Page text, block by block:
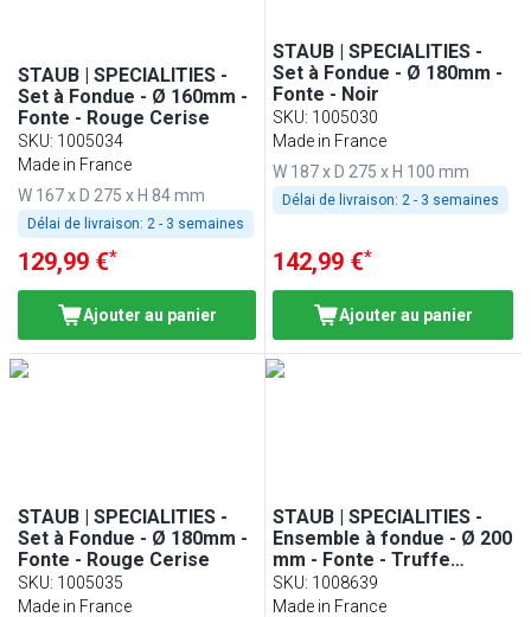
STAUB | SPECIALITIES -
Set à Fondue - Ø 160mm -
Fonte - Rouge Cerise
SKU: 1005034
Made in France
W 167 x D 275 x H 84 mm
Délai de livraison: 2 - 3 semaines
129,99 €*
Ajouter au panier
STAUB | SPECIALITIES -
Set à Fondue - Ø 180mm -
Fonte - Noir
SKU: 1005030
Made in France
W 187 x D 275 x H 100 mm
Délai de livraison: 2 - 3 semaines
142,99 €*
Ajouter au panier
STAUB | SPECIALITIES -
Set à Fondue - Ø 180mm -
Fonte - Rouge Cerise
SKU: 1005035
Made in France
STAUB | SPECIALITIES -
Ensemble à fondue - Ø 200
mm - Fonte - Truffe
Blanche
SKU: 1008639
Made in France